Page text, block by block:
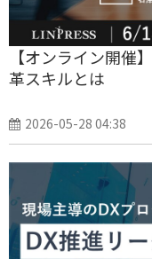
【オンライン開催
革スキルとは
2026-05-28 04:38